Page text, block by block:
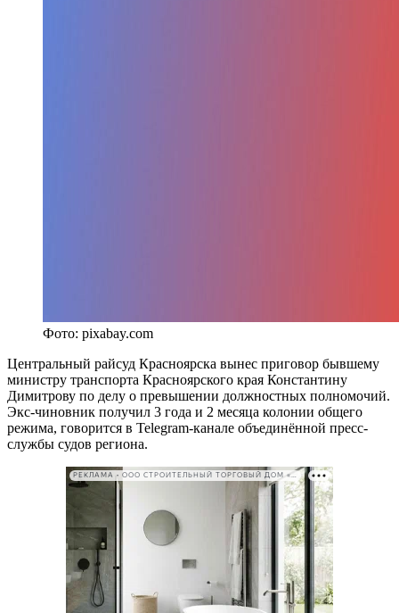
Фото: pixabay.com
Центральный райсуд Красноярска вынес приговор бывшему
министру транспорта Красноярского края Константину
Димитрову по делу о превышении должностных полномочий.
Экс-чиновник получил 3 года и 2 месяца колонии общего
режима, говорится в Telegram-канале объединённой пресс-
службы судов региона.
РЕКЛАМА • ООО СТРОИТЕЛЬНЫЙ ТОРГОВЫЙ ДОМ «ПЕТРОВИЧ». ИНН: 7802348846